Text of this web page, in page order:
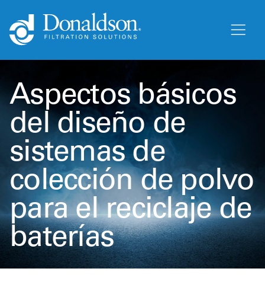
Aspectos básicos
del diseño de
sistemas de
colección de polvo
para el reciclaje de
baterías